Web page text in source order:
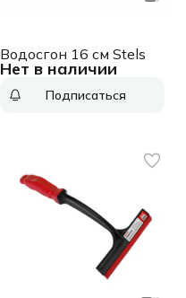
Нет в наличии
Водосгон 16 см Stels
Подписаться